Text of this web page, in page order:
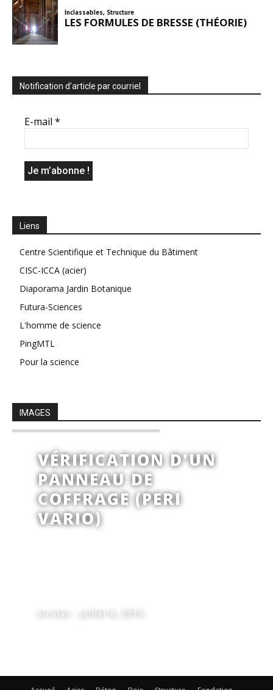
Notification d’article par courriel
E-mail *
Liens
Centre Scientifique et Technique du Bâtiment
CISC-ICCA (acier)
Diaporama Jardin Botanique
Futura-Sciences
L'homme de science
PingMTL
Pour la science
IMAGES
VÉRIFICATION D'UN
PANNEAU DE
COFFRAGE (PERI
VARIO)
nicolas - juillet 8, 2019